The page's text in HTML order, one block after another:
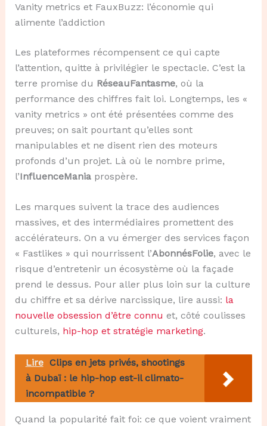
Vanity metrics et FauxBuzz: l’économie qui
alimente l’addiction
Les plateformes récompensent ce qui capte
l’attention, quitte à privilégier le spectacle. C’est la
terre promise du RéseauFantasme, où la
performance des chiffres fait loi. Longtemps, les «
vanity metrics » ont été présentées comme des
preuves; on sait pourtant qu’elles sont
manipulables et ne disent rien des moteurs
profonds d’un projet. Là où le nombre prime,
l’InfluenceManiaprospère.
Les marques suivent la trace des audiences
massives, et des intermédiaires promettent des
accélérateurs. On a vu émerger des services façon
« Fastlikes » qui nourrissent l’AbonnésFolie, avec le
risque d’entretenir un écosystème où la façade
prend le dessus. Pour aller plus loin sur la culture
du chiffre et sa dérive narcissique, lire aussi: la
nouvelle obsession d’être connu et, côté coulisses
culturels, hip-hop et stratégie marketing.
Lire Clips en jets privés, shootings
à Dubaï : le hip-hop est-il climato-
incompatible ?
Quand la popularité fait foi: ce que voient vraiment